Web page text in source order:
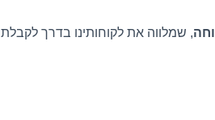
, שמלווה את לקוחותינו בדרך לקבלת